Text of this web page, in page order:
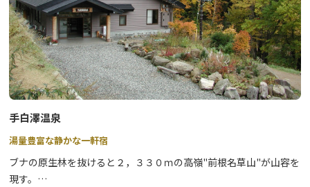
手白澤温泉
湯量豊富な静かな一軒宿
ブナの原生林を抜けると２，３３０ｍの高嶺"前根名草山"が山容を
現す。